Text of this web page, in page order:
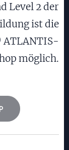
Level 2 der
ist die
ATLANTIS-
möglich.